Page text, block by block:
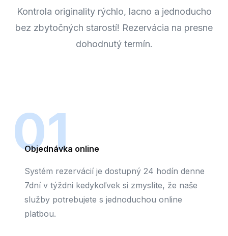
Kontrola originality rýchlo, lacno a jednoducho
bez zbytočných starostí! Rezervácia na presne
dohodnutý termín.
01
Objednávka online
Systém rezervácií je dostupný 24 hodín denne
7dní v týždni kedykoľvek si zmyslíte, že naše
služby potrebujete s jednoduchou online
platbou.